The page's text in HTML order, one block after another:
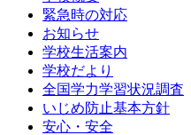
緊急時の対応
お知らせ
学校生活案内
学校だより
全国学力学習状況調査
いじめ防止基本方針
安心・安全